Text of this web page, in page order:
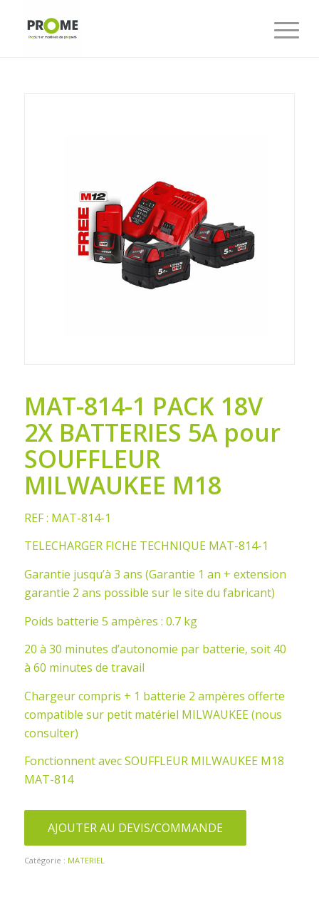
MAT-814-1 PACK 18V
2X BATTERIES 5A pour
SOUFFLEUR
MILWAUKEE M18
REF : MAT-814-1
TELECHARGER FICHE TECHNIQUE MAT-814-1
Garantie jusqu’à 3 ans (Garantie 1 an + extension
garantie 2 ans possible sur le site du fabricant)
Poids batterie 5 ampères : 0.7 kg
20 à 30 minutes d’autonomie par batterie, soit 40
à 60 minutes de travail
Chargeur compris + 1 batterie 2 ampères offerte
compatible sur petit matériel MILWAUKEE (nous
consulter)
Fonctionnent avec SOUFFLEUR MILWAUKEE M18
MAT-814
AJOUTER AU DEVIS/COMMANDE
Catégorie : MATERIEL